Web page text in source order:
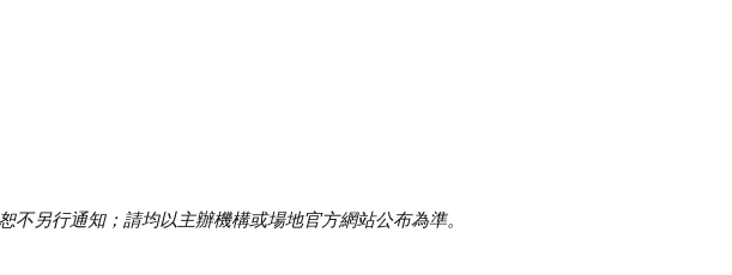
另行通知；請均以主辦機構或場地官方網站公布為準。